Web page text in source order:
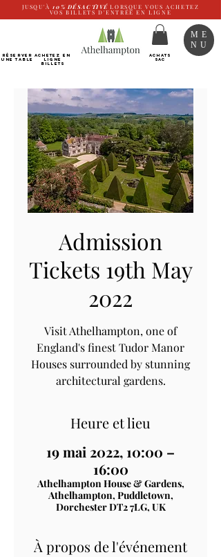
JUSQU'À 10% DÉSACTIVÉ LORSQUE VOUS ACHETEZ
VOS BILLETS D'ENTRÉE EN LIGNE
RÉSERVER
UNE TABLE
Achetez EN
LIGNE
Billets
ACHATS
SAC
ME
NU
Admission
Tickets 19th May
2022
Visit Athelhampton, one of
England's finest Tudor Manor
Houses surrounded by stunning
architectural gardens.
Heure et lieu
19 mai 2022, 10:00 –
16:00
Athelhampton House & Gardens,
Athelhampton, Puddletown,
Dorchester DT2 7LG, UK
À propos de l'événement